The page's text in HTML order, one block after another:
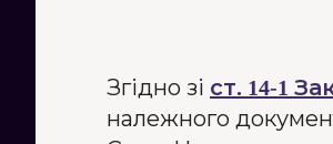
Згідно зі ст. 14-1
належного